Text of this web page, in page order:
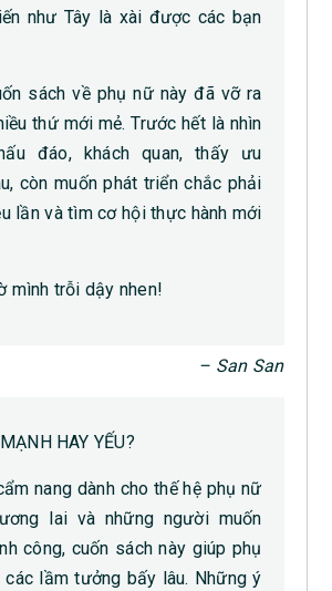
như Tây là xài được các bạn
sách về phụ nữ này đã vỡ ra
thứ mới mẻ. Trước hết là nhìn
đáo, khách quan, thấy ưu
còn muốn phát triển chắc phải
lần và tìm cơ hội thực hành mới
mình trỗi dậy nhen!
– San San
HAY YẾU?
nang dành cho thế hệ phụ nữ
lai và những người muốn
công, cuốn sách này giúp phụ
lầm tưởng bấy lâu. Những ý